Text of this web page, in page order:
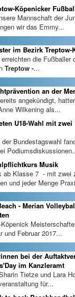
Köpenicker
Mannschaft der
wir das Emmy...
im Bezirk Treptow-
die Fußballer
Treptow -...
an der
angekündigt,
Wilkening als...
U18-Wahl mit
der Bundestagswahl
Musik
ab Klasse 7 - mit zwei
und jeder Menge
- Merian
und Februar 2017...
bei der
im Kanzleramt
Tietze und Lara
für...